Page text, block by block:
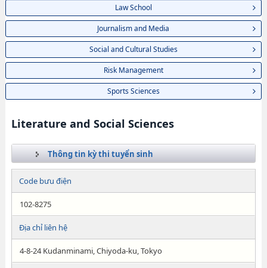
Law School
Journalism and Media
Social and Cultural Studies
Risk Management
Sports Sciences
Literature and Social Sciences
Thông tin kỳ thi tuyển sinh
Code bưu điện
102-8275
Địa chỉ liên hệ
4-8-24 Kudanminami, Chiyoda-ku, Tokyo